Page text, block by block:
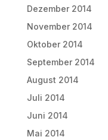
Dezember 2014
November 2014
Oktober 2014
September 2014
August 2014
Juli 2014
Juni 2014
Mai 2014